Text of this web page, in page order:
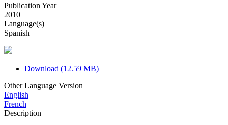
Publication Year
2010
Language(s)
Spanish
Download (12.59 MB)
Other Language Version
English
French
Description